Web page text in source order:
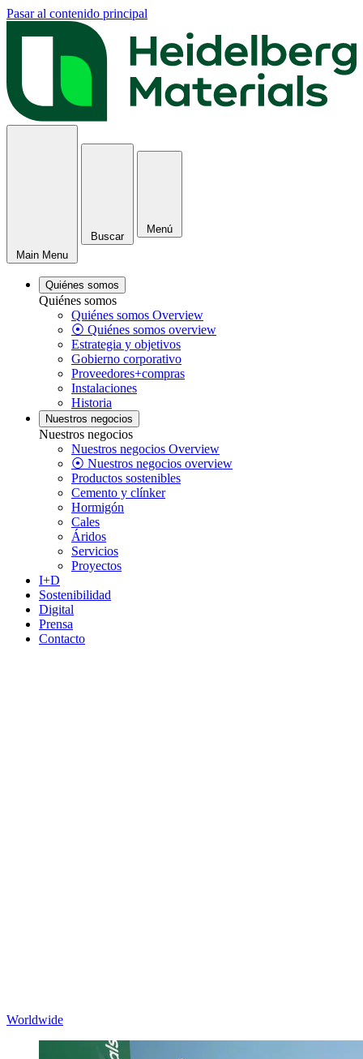
Pasar al contenido principal
Main Menu
Buscar
Menú
Quiénes somos
Quiénes somos
Quiénes somos Overview
⦿ Quiénes somos overview
Estrategia y objetivos
Gobierno corporativo
Proveedores+compras
Instalaciones
Historia
Nuestros negocios
Nuestros negocios
Nuestros negocios Overview
⦿ Nuestros negocios overview
Productos sostenibles
Cemento y clínker
Hormigón
Cales
Áridos
Servicios
Proyectos
I+D
Sostenibilidad
Digital
Prensa
Contacto
Worldwide